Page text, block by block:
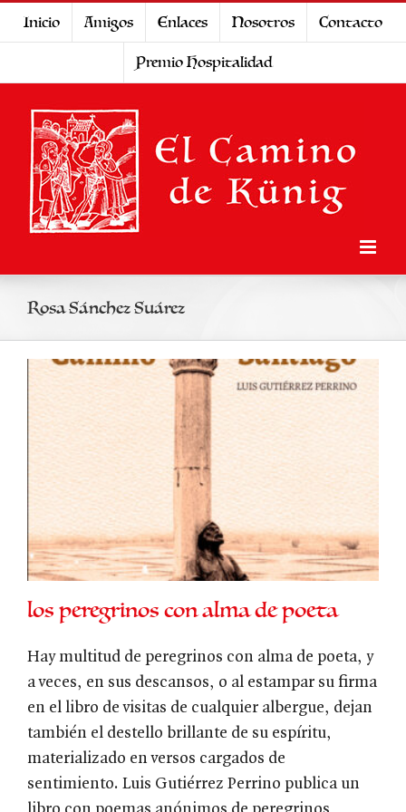
Inicio Amigos Enlaces Nosotros
Contacto
Premio Hospitalidad
Rosa Sánchez Suárez
los peregrinos con alma de poeta
Hay multitud de peregrinos con alma de poeta, y
a veces, en sus descansos, o al estampar su firma
en el libro de visitas de cualquier albergue, dejan
también el destello brillante de su espíritu,
materializado en versos cargados de
sentimiento. Luis Gutiérrez Perrino publica un